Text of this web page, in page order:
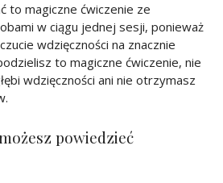
to magiczne ćwiczenie ze
w ciągu jednej sesji, ponieważ
wdzięczności na znacznie
to magiczne ćwiczenie, nie
wdzięczności ani nie otrzymasz
powiedzieć